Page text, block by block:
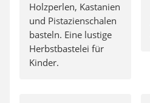
Holzperlen, Kastanien
und Pistazienschalen
basteln. Eine lustige
Herbstbastelei für
Kinder.